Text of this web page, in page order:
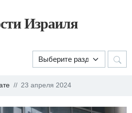
Израиля
23 апреля 2024